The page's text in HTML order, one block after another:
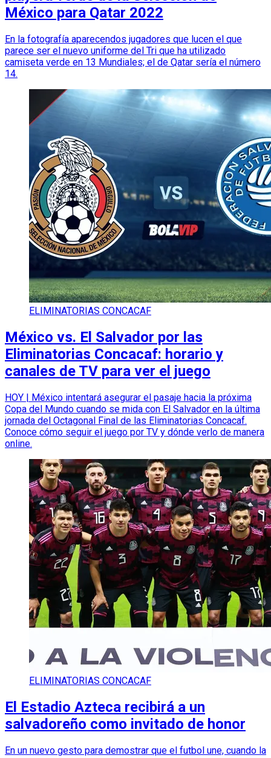
México para Qatar 2022
En la fotografía aparecendos jugadores que lucen el que
parece ser el nuevo uniforme del Tri que ha utilizado
camiseta verde en 13 Mundiales; el de Qatar sería el número
14.
ELIMINATORIAS CONCACAF
México vs. El Salvador por las
Eliminatorias Concacaf: horario y
canales de TV para ver el juego
HOY | México intentará asegurar el pasaje hacia la próxima
Copa del Mundo cuando se mida con El Salvador en la última
jornada del Octagonal Final de las Eliminatorias Concacaf.
Conoce cómo seguir el juego por TV y dónde verlo de manera
online.
ELIMINATORIAS CONCACAF
El Estadio Azteca recibirá a un
salvadoreño como invitado de honor
En un nuevo gesto para demostrar que el futbol une, cuando la